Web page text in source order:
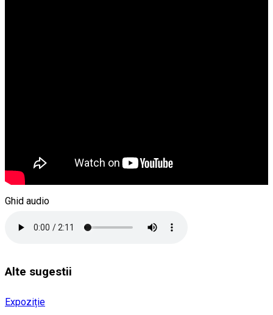
Ghid audio
Alte sugestii
Expoziție